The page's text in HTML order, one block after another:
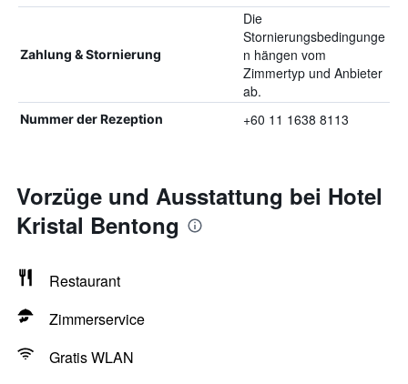
Zahlung & Stornierung
Die
Stornierungsbedingunge
n hängen vom
Zimmertyp und Anbieter
ab.
Nummer der Rezeption +60 11 1638 8113
Vorzüge und Ausstattung bei Hotel
Kristal Bentong
Restaurant
Zimmerservice
Gratis WLAN